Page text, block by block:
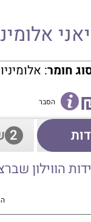
חומר:
הסבר
2
הווילון